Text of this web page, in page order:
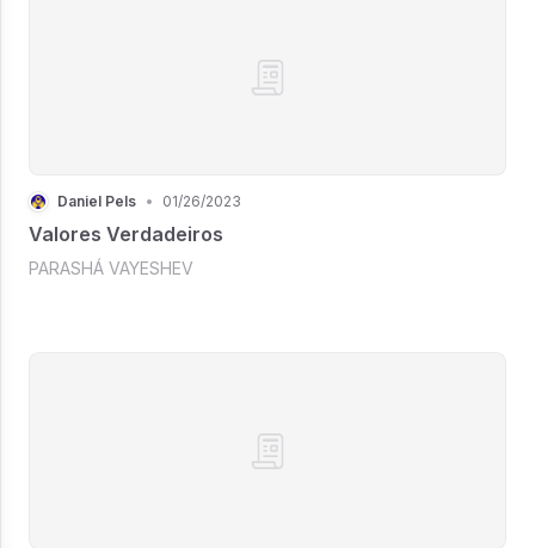
Daniel Pels • 01/26/2023
Valores Verdadeiros
PARASHÁ VAYESHEV